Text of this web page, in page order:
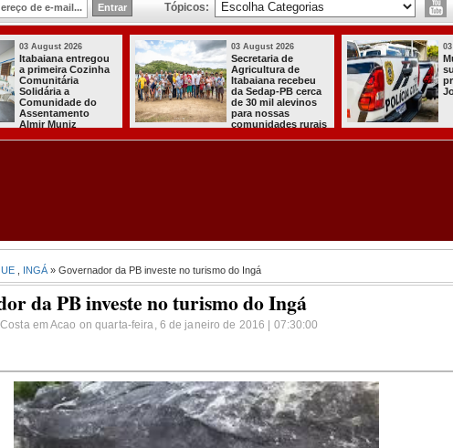
Tópicos:
03 August 2026
Mulher em aparente
surto esfaqueia a
própria mãe em
João Pessoa
03 August 2026
PT oficializa
candidatura de Lula
para concorrer ao
quarto mandato de
presidente
INGÁ » Governador da PB investe no turismo do Ingá
da PB investe no turismo do Ingá
em Acao on quarta-feira, 6 de janeiro de 2016 | 07:30:00